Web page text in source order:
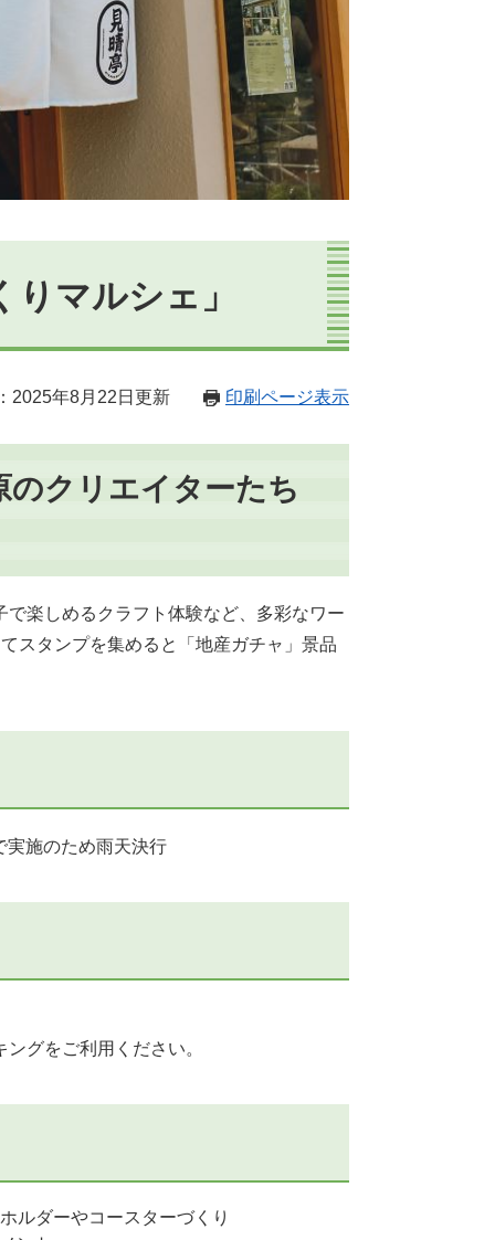
マルシェ」
2025年8月22日更新 印刷ページ表示
のクリエイターたち
楽しめるクラフト体験など、多彩なワー
スタンプを集めると「地産ガチャ」景品
施のため雨天決行
グをご利用ください。
ルダーやコースターづくり